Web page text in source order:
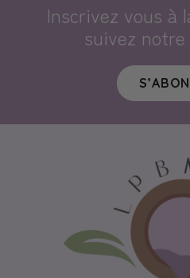
Inscrivez vous à
suivez